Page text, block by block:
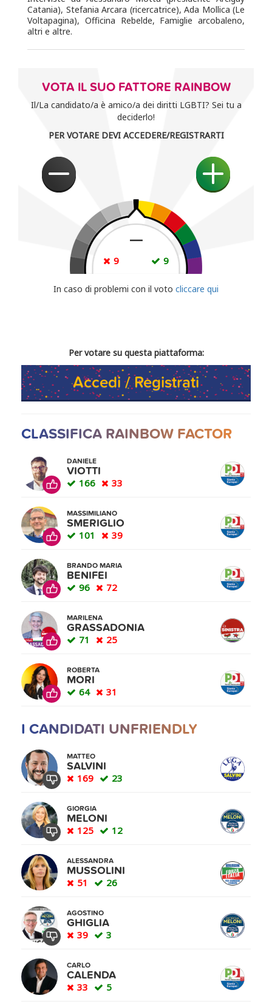
Catania), Stefania Arcara (ricercatrice), Ada Mollica (Le
Voltapagina), Officina Rebelde, Famiglie arcobaleno,
altri e altre.
VOTA IL SUO FATTORE RAINBOW
Il/La candidato/a è amico/a dei diritti LGBTI? Sei tu a
deciderlo!
PER VOTARE DEVI ACCEDERE/REGISTRARTI
—
9 9
CONDIVIDI IL TUO VOTO
In caso di problemi con il voto cliccare qui
Per votare su questa piattaforma:
Accedi / Registrati
CLASSIFICA RAINBOW FACTOR
DANIELE
VIOTTI
166 33
MASSIMILIANO
SMERIGLIO
101 39
BRANDO MARIA
BENIFEI
96 72
MARILENA
GRASSADONIA
71 25
ROBERTA
MORI
64 31
I CANDIDATI UNFRIENDLY
MATTEO
SALVINI
169 23
GIORGIA
MELONI
125 12
ALESSANDRA
MUSSOLINI
51 26
AGOSTINO
GHIGLIA
39 3
CARLO
CALENDA
33 5